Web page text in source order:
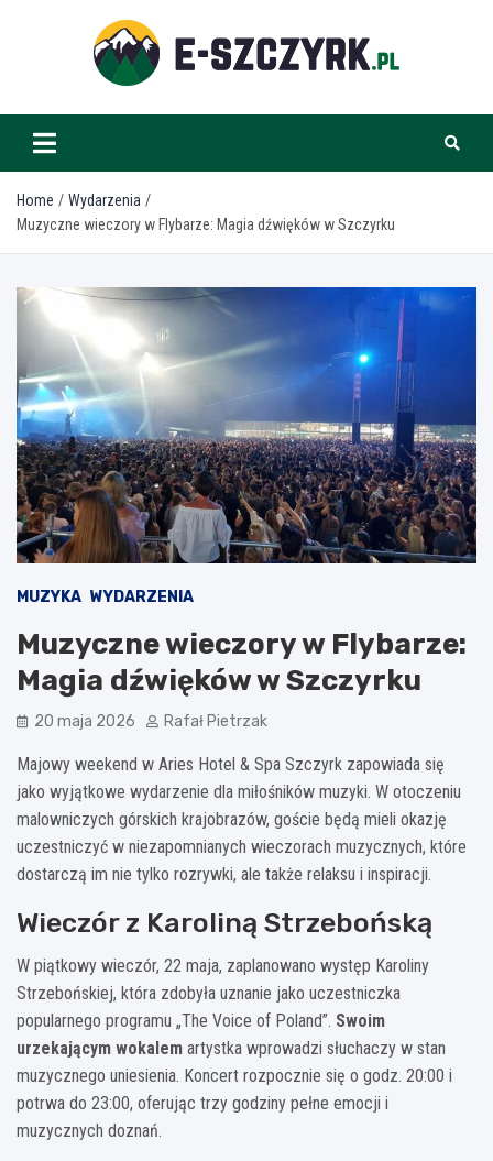
e-szczyrk.pl
Home
Wydarzenia
Muzyczne wieczory w Flybarze: Magia dźwięków w Szczyrku
MUZYKA WYDARZENIA
Muzyczne wieczory w Flybarze:
Magia dźwięków w Szczyrku
20 maja 2026 Rafał Pietrzak
Majowy weekend w Aries Hotel & Spa Szczyrk zapowiada się
jako wyjątkowe wydarzenie dla miłośników muzyki. W otoczeniu
malowniczych górskich krajobrazów, goście będą mieli okazję
uczestniczyć w niezapomnianych wieczorach muzycznych, które
dostarczą im nie tylko rozrywki, ale także relaksu i inspiracji.
Wieczór z Karoliną Strzebońską
W piątkowy wieczór, 22 maja, zaplanowano występ Karoliny
Strzebońskiej, która zdobyła uznanie jako uczestniczka
popularnego programu „The Voice of Poland”. Swoim
urzekającym wokalem artystka wprowadzi słuchaczy w stan
muzycznego uniesienia. Koncert rozpocznie się o godz. 20:00 i
potrwa do 23:00, oferując trzy godziny pełne emocji i
muzycznych doznań.